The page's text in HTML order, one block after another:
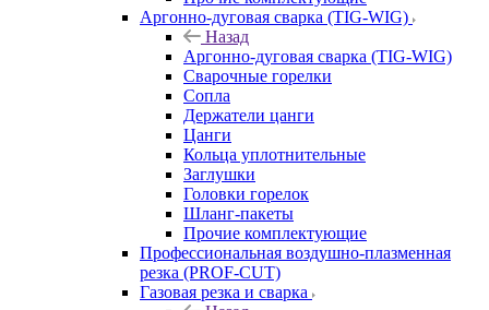
Аргонно-дуговая сварка (TIG-WIG)
Назад
Аргонно-дуговая сварка (TIG-WIG)
Сварочные горелки
Сопла
Держатели цанги
Цанги
Кольца уплотнительные
Заглушки
Головки горелок
Шланг-пакеты
Прочие комплектующие
Профессиональная воздушно-плазменная
резка (PROF-CUT)
Газовая резка и сварка